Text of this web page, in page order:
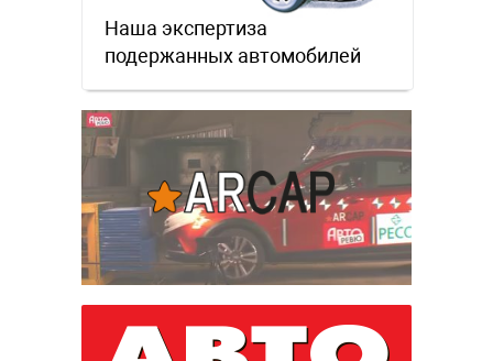
Наша экспертиза
подержанных автомобилей